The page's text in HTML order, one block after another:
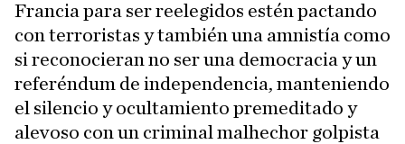
Francia para ser reelegidos estén pactando
con terroristas y también una amnistía como
si reconocieran no ser una democracia y un
referéndum de independencia, manteniendo
el silencio y ocultamiento premeditado y
alevoso con un criminal malhechor golpista